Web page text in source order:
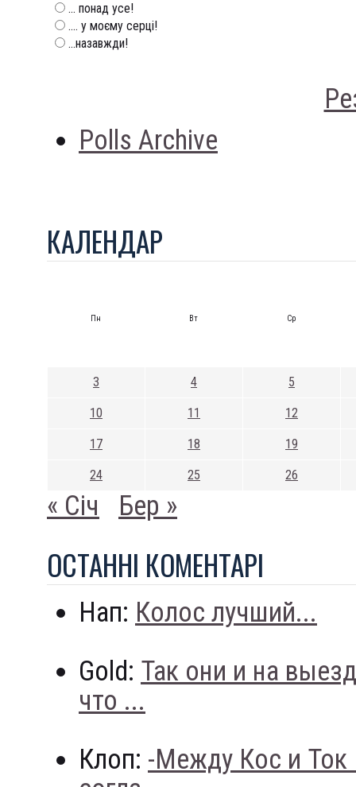
... понад усе!
.... у моєму серці!
...назавжди!
Polls Archive
КАЛЕНДАР
Пн Вт Ср
3 4 5
10 11 12
17 18 19
24 25 26
« Січ Бер »
ОСТАННI КОМЕНТАРI
Нап: Колос лучший...
Gold: Так они и на
что ...
Клоп: -Между Кос и